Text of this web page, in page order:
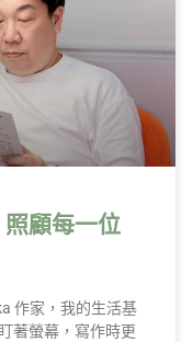
顧每一位
作家，我的生活基
著螢幕，寫作時更